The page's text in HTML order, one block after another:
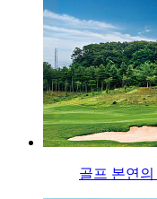
골프 본연